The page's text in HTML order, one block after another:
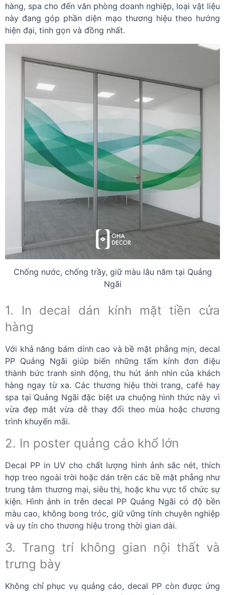
hàng, spa cho đến văn phòng doanh nghiệp, loại vật liệu
này đang góp phần diện mạo thương hiệu theo hướng
hiện đại, tinh gọn và đồng nhất.
Chống nước, chống trầy, giữ màu lâu năm tại Quảng
Ngãi
1. In decal dán kính mặt tiền cửa
hàng
Với khả năng bám dính cao và bề mặt phẳng mịn, decal
PP Quảng Ngãi giúp biến những tấm kính đơn điệu
thành bức tranh sinh động, thu hút ánh nhìn của khách
hàng ngay từ xa. Các thương hiệu thời trang, café hay
spa tại Quảng Ngãi đặc biệt ưa chuộng hình thức này vì
vừa đẹp mắt vừa dễ thay đổi theo mùa hoặc chương
trình khuyến mãi.
2. In poster quảng cáo khổ lớn
Decal PP in UV cho chất lượng hình ảnh sắc nét, thích
hợp treo ngoài trời hoặc dán trên các bề mặt phẳng như
trung tâm thương mại, siêu thị, hoặc khu vực tổ chức sự
kiện. Hình ảnh in trên decal PP Quảng Ngãi có độ bền
màu cao, không bong tróc, giữ vững tính chuyên nghiệp
và uy tín cho thương hiệu trong thời gian dài.
3. Trang trí không gian nội thất và
trưng bày
Không chỉ phục vụ quảng cáo, decal PP còn được ứng